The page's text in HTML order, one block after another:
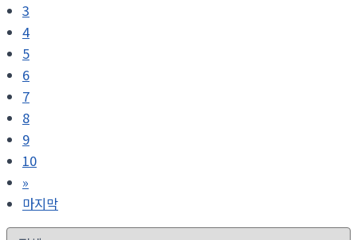
3
4
5
6
7
8
9
10
»
마지막